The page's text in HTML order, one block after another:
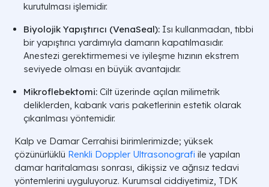
kurutulması işlemidir.
Biyolojik Yapıştırıcı (VenaSeal): Isı kullanmadan, tıbbi
bir yapıştırıcı yardımıyla damarın kapatılmasıdır.
Anestezi gerektirmemesi ve iyileşme hızının ekstrem
seviyede olması en büyük avantajıdır.
Mikroflebektomi: Cilt üzerinde açılan milimetrik
deliklerden, kabarık varis paketlerinin estetik olarak
çıkarılması yöntemidir.
Kalp ve Damar Cerrahisi birimlerimizde; yüksek
çözünürlüklü Renkli Doppler Ultrasonografi ile yapılan
damar haritalaması sonrası, dikişsiz ve ağrısız tedavi
yöntemlerini uyguluyoruz. Kurumsal ciddiyetimiz, TDK